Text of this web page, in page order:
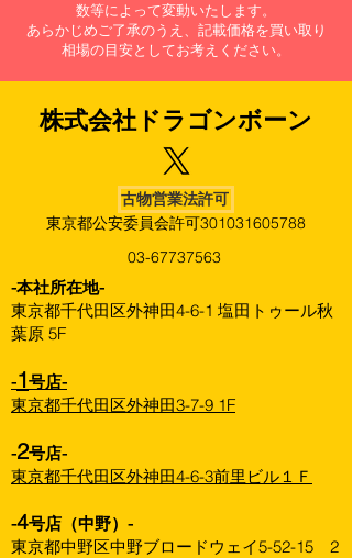
数等によって変動いたします。
あらかじめご了承のうえ、記載価格を買い取り
相場の目安としてお考えください。
株式会社​ドラゴンボーン
古物営業法許可
東京都公安委員会許可301031605788
03-67737563
​-本社所在地-
東京都千代田区外神田4-6-1 塩田トゥール秋
葉原 5F
-1号店-
東京都千代田区外神田3-7-9 1F
-2号店-
東京都千代田区外神田4-6-3前里ビル１Ｆ
-4号店（中野）-
東京都中野区中野ブロードウェイ5-52-15 2